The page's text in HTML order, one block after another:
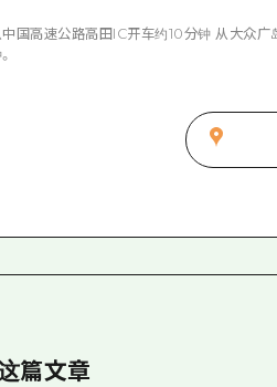
中国高速公路高田IC开车约10分钟 从大众
篇文章